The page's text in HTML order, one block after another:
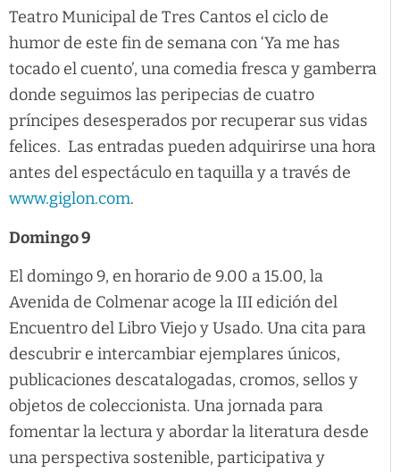
Teatro Municipal de Tres Cantos el ciclo de
humor de este fin de semana con ‘Ya me has
tocado el cuento’, una comedia fresca y gamberra
donde seguimos las peripecias de cuatro
príncipes desesperados por recuperar sus vidas
felices. Las entradas pueden adquirirse una hora
antes del espectáculo en taquilla y a través de
www.giglon.com.
Domingo 9
El domingo 9, en horario de 9.00 a 15.00, la
Avenida de Colmenar acoge la III edición del
Encuentro del Libro Viejo y Usado. Una cita para
descubrir e intercambiar ejemplares únicos,
publicaciones descatalogadas, cromos, sellos y
objetos de coleccionista. Una jornada para
fomentar la lectura y abordar la literatura desde
una perspectiva sostenible, participativa y